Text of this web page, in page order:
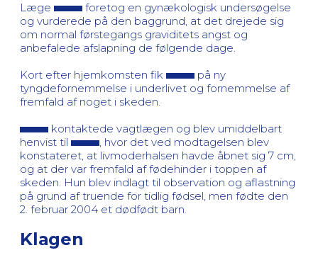
Læge
foretog en gynækologisk undersøgelse
og vurderede på den baggrund, at det drejede sig
om normal førstegangs graviditets angst og
anbefalede afslapning de følgende dage.
Kort efter hjemkomsten fik
på ny
tyngdefornemmelse i underlivet og fornemmelse af
fremfald af noget i skeden.
kontaktede vagtlægen og blev umiddelbart
henvist til
, hvor det ved modtagelsen blev
konstateret, at livmoderhalsen havde åbnet sig 7 cm,
og at der var fremfald af fødehinder i toppen af
skeden. Hun blev indlagt til observation og aflastning
på grund af truende for tidlig fødsel, men fødte den
2. februar 2004 et dødfødt barn.
Klagen